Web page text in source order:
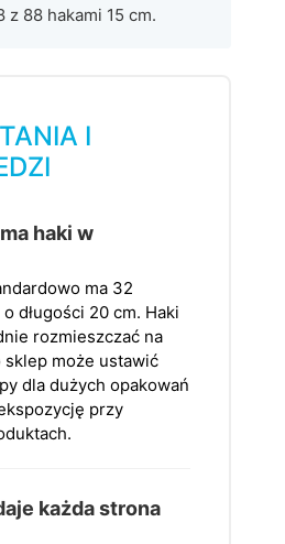
z 88 hakami 15 cm.
I
haki w
ma 32
długości 20 cm. Haki
rozmieszczać na
sklep może ustawić
dla dużych opakowań
przy
każda strona